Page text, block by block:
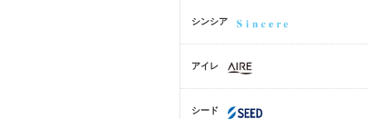
シンシア
アイレ
シード